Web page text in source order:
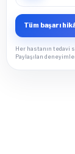
Tüm başarı
Her hastanın tedavi
Paylaşılan